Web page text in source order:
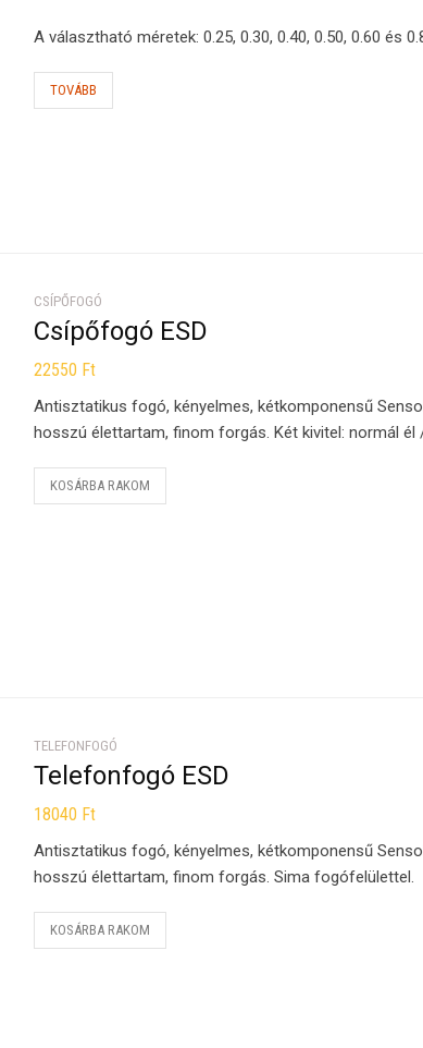
A választható méretek: 0.25, 0.30, 0.40, 0.50, 0.60 és
TOVÁBB
CSÍPŐFOGÓ
Csípőfogó ESD
22550 Ft
Antisztatikus fogó, kényelmes, kétkomponensű
hosszú élettartam, finom forgás. Két kivitel: normál
KOSÁRBA RAKOM
TELEFONFOGÓ
Telefonfogó ESD
18040 Ft
Antisztatikus fogó, kényelmes, kétkomponensű
hosszú élettartam, finom forgás. Sima fogófelülettel.
KOSÁRBA RAKOM